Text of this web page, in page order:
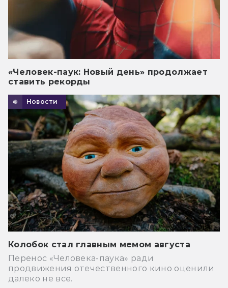
«Человек-паук: Новый день» продолжает
ставить рекорды
Новости
Колобок стал главным мемом августа
Перенос «Человека-паука» ради
продвижения отечественного кино оценили
далеко не все.